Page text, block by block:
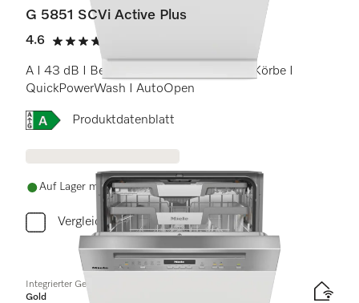
G 5851 SCVi Active Plus
4.6
4.6 Sterne von 5
A I 43 dB I Besteckschublade I Comfort Körbe I
QuickPowerWash I AutoOpen
Onlinelabel Image, Energielabel
Produktdatenblatt
Auf Lager mit kostenlosem Versand
Vergleichen
Integrierter Geschirrspüler
Gold